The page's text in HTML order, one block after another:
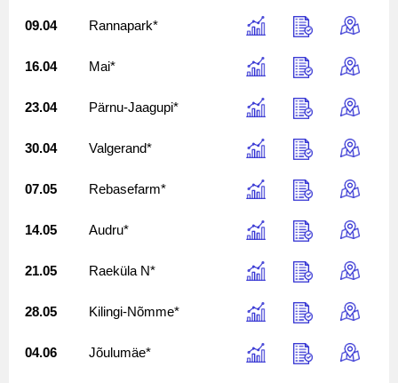
09.04 Rannapark*
16.04 Mai*
23.04 Pärnu-Jaagupi*
30.04 Valgerand*
07.05 Rebasefarm*
14.05 Audru*
21.05 Raeküla N*
28.05 Kilingi-Nõmme*
04.06 Jõulumäe*